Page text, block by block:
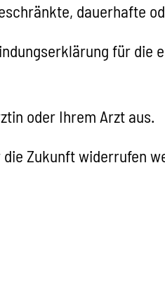
dauerhafte
für die
oder Ihrem Arzt aus.
Zukunft widerrufen